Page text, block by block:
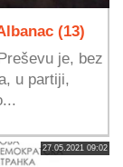
(13)
je, bez
u partiji,
27.05.2021 09:02